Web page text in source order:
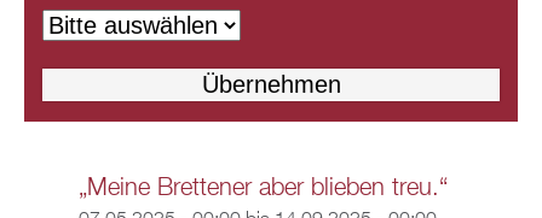
„Meine Brettener aber blieben treu.“